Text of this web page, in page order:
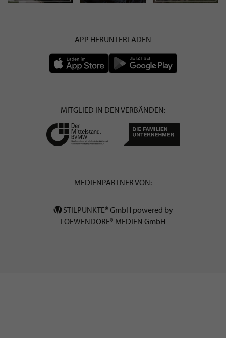
APP HERUNTERLADEN
MITGLIED IN DEN VERBÄNDEN:
MEDIENPARTNER VON:
STILPUNKTE® GmbH powered by
LOEWENDORF® MEDIEN GmbH